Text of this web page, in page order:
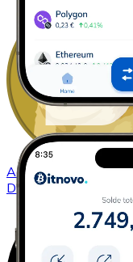
Acheter Dogecoin
DOGE